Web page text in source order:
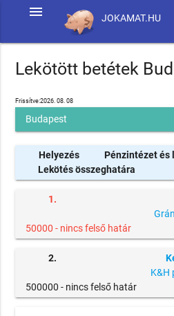
JOKAMAT.HU
menu
Lekötött betétek
Frissítve:2026. 08. 08
Budapest
Helyezés
Pénzintézet és
Lekötés összeghatára
1.
50000 - nincs felső határ
2.
K&H
500000 - nincs felső határ